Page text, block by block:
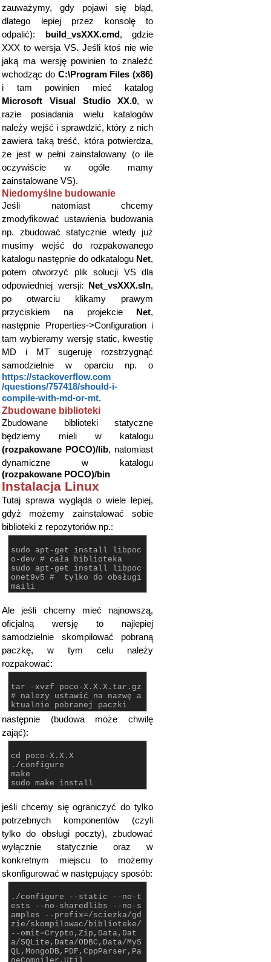
zauważymy, gdy pojawi się błąd,
dlatego lepiej przez konsolę to
odpalić):
build_vsXXX.cmd , gdzie
XXX to wersja VS. Jeśli ktoś nie wie
jaką ma wersję powinien to znaleźć
wchodząc do C:\Program Files (x86)
i tam powinien mieć katalog
Microsoft Visual Studio XX.0, w
razie posiadania wielu katalogów
należy wejść i sprawdzić, który z nich
zawiera taką treść, która potwierdza,
że jest w pełni zainstalowany (o ile
oczywiście w ogóle mamy
zainstalowane VS).
Niedomyślne budowanie
Jeśli natomiast chcemy
zmodyfikować ustawienia budowania
np. zbudować statycznie wtedy już
musimy wejść do rozpakowanego
katalogu następnie do odkatalogu Net,
potem otworzyć plik solucji VS dla
odpowiedniej wersji:
Net_vsXXX.sln,
po otwarciu klikamy prawym
przyciskiem na projekcie
Net,
następnie Properties->Configuration i
tam wybieramy wersję static, kwestię
MD i MT sugeruję rozstrzygnąć
samodzielnie w oparciu np. o
https://stackoverflow.com​
/questions/757418​/should-i-
compile-with-md-or-mt.
Zbudowane biblioteki
Zbudowane biblioteki statyczne
będziemy mieli w katalogu
(rozpakowane POCO)/lib, natomiast
dynamiczne w katalogu
(rozpakowane POCO)/bin
Instalacja Linux
Tutaj sprawa wygląda o wiele lepiej,
gdyż możemy zainstalować sobie
biblioteki z repozytoriów np.:
sudo apt-get install libpoc
o-dev # cała biblioteka
sudo apt-get install libpoc
onet9v5 # tylko do obsługi
maili
Ale jeśli chcemy mieć najnowszą,
oficjalną wersję to najlepiej
samodzielnie skompilować pobraną
paczkę, w tym celu należy
rozpakować:
tar -xvzf poco-X.X.X.tar.gz
# należy ustawić na nazwę a
ktualnie pobranej paczki
następnie (budowa może chwilę
zająć):
cd poco-X.X.X
./configure
make
sudo make install
jeśli chcemy się ograniczyć do tylko
potrzebnych komponentów (czyli
tylko do obsługi poczty), zbudować
wyłącznie statycznie oraz w
konkretnym miejscu to możemy
skonfigurować w następujący sposób:
./configure --static --no-t
ests --no-sharedlibs --no-s
amples --prefix=/sciezka/gd
zie/skompilowac/biblioteke/
--omit=Crypto,Zip,Data,Dat
a/SQLite,Data/ODBC,Data/MyS
QL,MongoDB,PDF,CppParser,Pa